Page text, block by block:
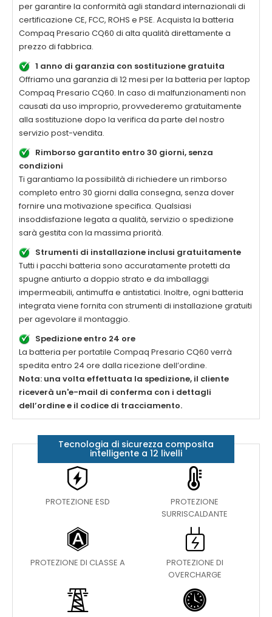
per garantire la conformità agli standard internazionali di
certificazione CE, FCC, ROHS e PSE. Acquista la batteria
Compaq Presario CQ60 di alta qualità direttamente a
prezzo di fabbrica.
1 anno di garanzia con sostituzione gratuita
Offriamo una garanzia di 12 mesi per la batteria per laptop
Compaq Presario CQ60. In caso di malfunzionamenti non
causati da uso improprio, provvederemo gratuitamente
alla sostituzione dopo la verifica da parte del nostro
servizio post-vendita.
Rimborso garantito entro 30 giorni, senza
condizioni
Ti garantiamo la possibilità di richiedere un rimborso
completo entro 30 giorni dalla consegna, senza dover
fornire una motivazione specifica. Qualsiasi
insoddisfazione legata a qualità, servizio o spedizione
sarà gestita con la massima priorità.
Strumenti di installazione inclusi gratuitamente
Tutti i pacchi batteria sono accuratamente protetti da
spugne antiurto a doppio strato e da imballaggi
impermeabili, antimuffa e antistatici. Inoltre, ogni batteria
integrata viene fornita con strumenti di installazione gratuiti
per agevolare il montaggio.
Spedizione entro 24 ore
La batteria per portatile Compaq Presario CQ60 verrà
spedita entro 24 ore dalla ricezione dell’ordine.
Nota: una volta effettuata la spedizione, il cliente
riceverà un'e-mail di conferma con i dettagli
dell’ordine e il codice di tracciamento.
Tecnologia di sicurezza composita
intelligente a 12 livelli
PROTEZIONE ESD
PROTEZIONE
SURRISCALDANTE
PROTEZIONE DI CLASSE A
PROTEZIONE DI
OVERCHARGE